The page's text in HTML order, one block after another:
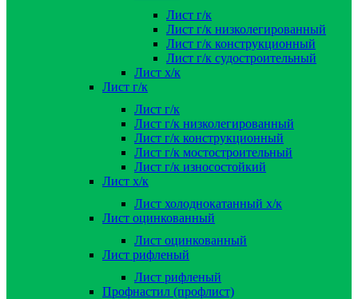
Лист г/к
Лист г/к низколегированный
Лист г/к конструкционный
Лист г/к судостроительный
Лист х/к
Лист г/к
Лист г/к
Лист г/к низколегированный
Лист г/к конструкционный
Лист г/к мостостроительный
Лист г/к износостойкий
Лист х/к
Лист холоднокатанный х/к
Лист оцинкованный
Лист оцинкованный
Лист рифленый
Лист рифленый
Профнастил (профлист)